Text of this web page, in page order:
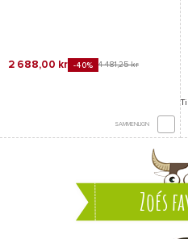
2 688,00 kr -40% 4 481,25 kr
SAMMENLIGN
Zoés